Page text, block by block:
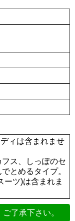
ィは含まれませ
ス、しっぽのセ
とめるタイプ。
ーツ)は含まれま
了承下さい。